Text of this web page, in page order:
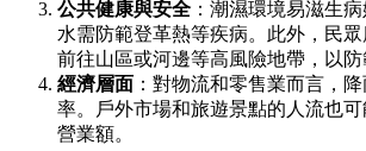
公共健康與安全 ：潮濕環境易滋生
水需防範登革熱等疾病。此外，民
前往山區或河邊等高風險地帶，以防
經濟層面 ：對物流和零售業而言，
率。戶外市場和旅遊景點的人流也
營業額。